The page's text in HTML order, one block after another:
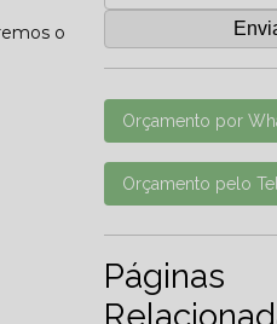
o
Orçamento por
Orçamento pelo
Páginas